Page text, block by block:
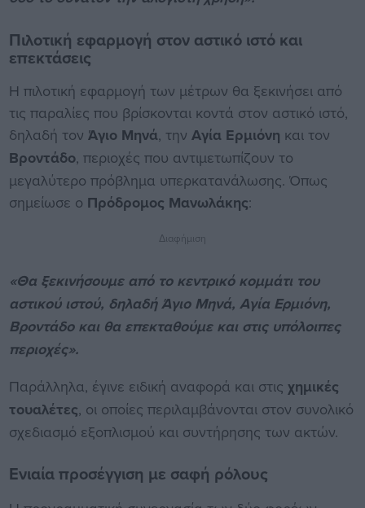
Πιλοτική εφαρμογή στον αστικό ιστό και
επεκτάσεις
Η πιλοτική εφαρμογή των μέτρων θα ξεκινήσει από
τις παραλίες που βρίσκονται κοντά στον αστικό ιστό,
δηλαδή τον Άγιο Μηνά, την Αγία Ερμιόνη και τον
Βροντάδο, περιοχές που αντιμετωπίζουν το
μεγαλύτερο πρόβλημα υπερκατανάλωσης. Όπως
σημείωσε ο Πρόδρομος Μανωλάκης:
Διαφήμιση
«Θα ξεκινήσουμε από το κεντρικό κομμάτι του
αστικού ιστού, δηλαδή Άγιο Μηνά, Αγία Ερμιόνη,
Βροντάδο και θα επεκταθούμε και στις υπόλοιπες
περιοχές».
Παράλληλα, έγινε ειδική αναφορά και στις χημικές
τουαλέτες, οι οποίες περιλαμβάνονται στον συνολικό
σχεδιασμό εξοπλισμού και συντήρησης των ακτών.
Ενιαία προσέγγιση με σαφή ρόλους